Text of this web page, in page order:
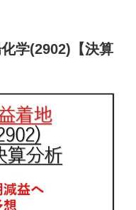
学(2902)【決算